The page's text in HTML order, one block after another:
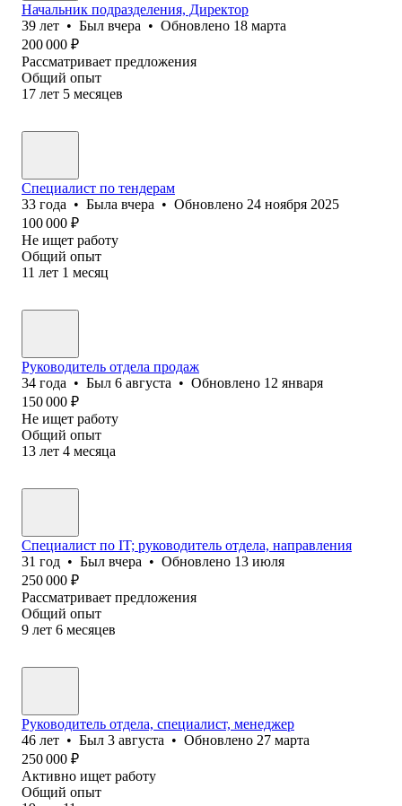
Начальник подразделения, Директор
39 лет • Был вчера • Обновлено 18 марта
200 000 ₽
Рассматривает предложения
Общий опыт
17 лет 5 месяцев
Специалист по тендерам
33 года • Была вчера • Обновлено 24 ноября 2025
100 000 ₽
Не ищет работу
Общий опыт
11 лет 1 месяц
Руководитель отдела продаж
34 года • Был 6 августа • Обновлено 12 января
150 000 ₽
Не ищет работу
Общий опыт
13 лет 4 месяца
Специалист по IT; руководитель отдела, направления
31 год • Был вчера • Обновлено 13 июля
250 000 ₽
Рассматривает предложения
Общий опыт
9 лет 6 месяцев
Руководитель отдела, специалист, менеджер
46 лет • Был 3 августа • Обновлено 27 марта
250 000 ₽
Активно ищет работу
Общий опыт